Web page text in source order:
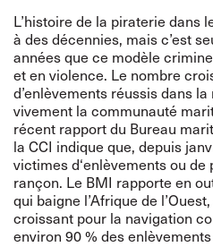
L’histoire de la piraterie dans
à des décennies, mais c’est
années que ce modèle
et en violence. Le nombre
d’enlèvements réussis dans
vivement la communauté
récent rapport du Bureau
la CCI indique que, depuis
victimes d‘enlèvements ou de
rançon. Le BMI rapporte en
qui baigne l’Afrique de
croissant pour la navigation
environ 90 % des